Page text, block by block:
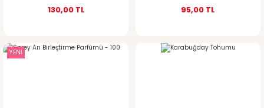
130,00 TL 95,00 TL
YENİ